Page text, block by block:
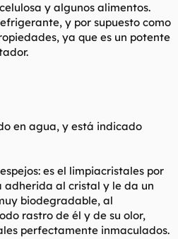
y algunos alimentos.
y por supuesto como
ya que es un potente
en agua, y está indicado
es el limpiacristales por
adherida al cristal y le da un
biodegradable, al
rastro de él y de su olor,
perfectamente inmaculados.